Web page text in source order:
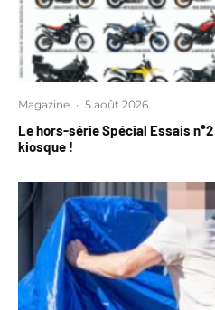
Magazine · 5 août 2026
Le hors-série Spécial Essais
kiosque !